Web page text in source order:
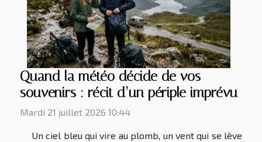
Quand la météo décide de vos
souvenirs : récit d’un périple imprévu
Mardi 21 juillet 2026 10:44
Un ciel bleu qui vire au plomb, un vent qui se lève